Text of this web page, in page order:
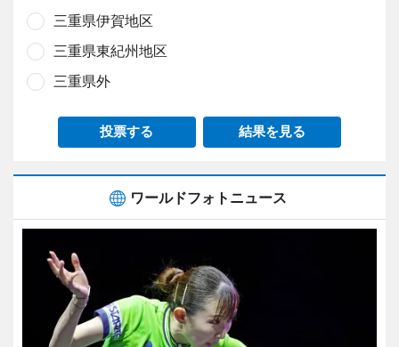
三重県伊賀地区
三重県東紀州地区
三重県外
投票する 結果を見る
ワールドフォトニュース